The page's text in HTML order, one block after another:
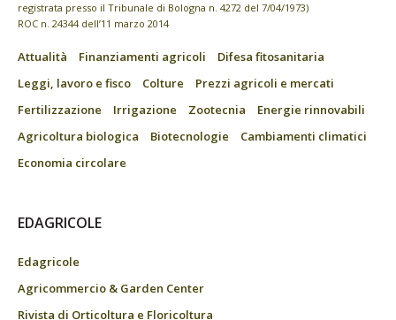
registrata presso il Tribunale di Bologna n. 4272 del 7/04/1973)
ROC n. 24344 dell’11 marzo 2014
Attualità Finanziamenti agricoli
Difesa fitosanitaria
Leggi, lavoro e fisco
Colture
Prezzi agricoli e mercati
Fertilizzazione
Irrigazione Zootecnia
Energie rinnovabili
Agricoltura biologica
Biotecnologie
Cambiamenti climatici
Economia circolare
EDAGRICOLE
Edagricole
Agricommercio & Garden Center
Rivista di Orticoltura e Floricoltura